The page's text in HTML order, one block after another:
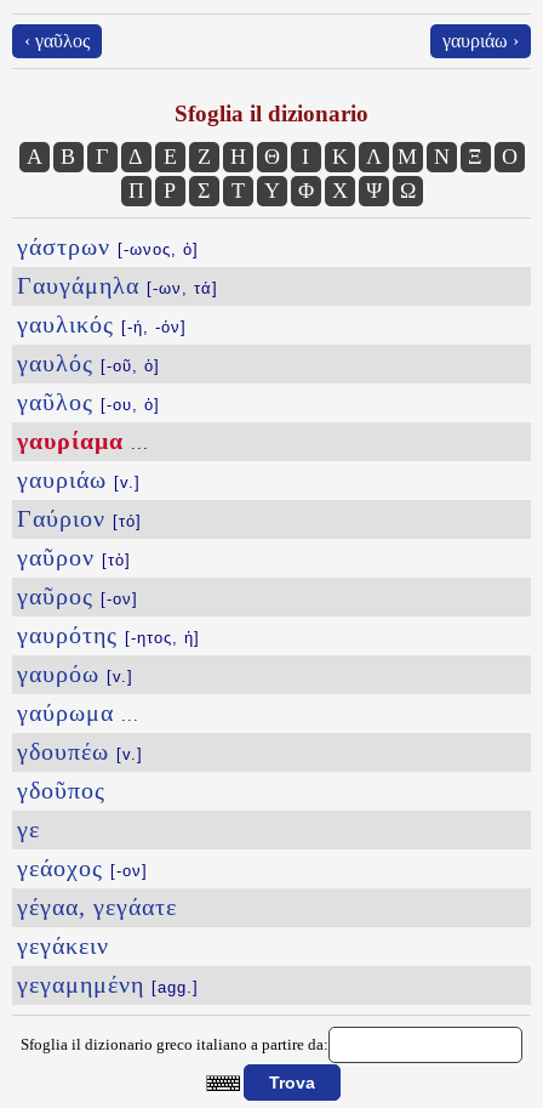
‹ γαῦλος γαυριάω ›
Sfoglia il dizionario
Α Β Γ Δ Ε Ζ Η Θ Ι Κ Λ Μ Ν Ξ
Ο
Π
Ρ Σ Τ Υ Φ Χ Ψ Ω
γάστρων [-ωνος, ὁ]
Γαυγάμηλα [-ων, τά]
γαυλικός [-ή, -όν]
γαυλός [-οῦ, ὁ]
γαῦλος [-ου, ὁ]
γαυρίαμα ...
γαυριάω [v.]
Γαύριον [τό]
γαῦρον [τὸ]
γαῦρος [-ον]
γαυρότης [-ητος, ἡ]
γαυρόω [v.]
γαύρωμα ...
γδουπέω [v.]
γδοῦπος
γε
γεάοχος [-ον]
γέγαα, γεγάατε
γεγάκειν
γεγαμημένη
[agg.]
Sfoglia il dizionario greco italiano a partire da: